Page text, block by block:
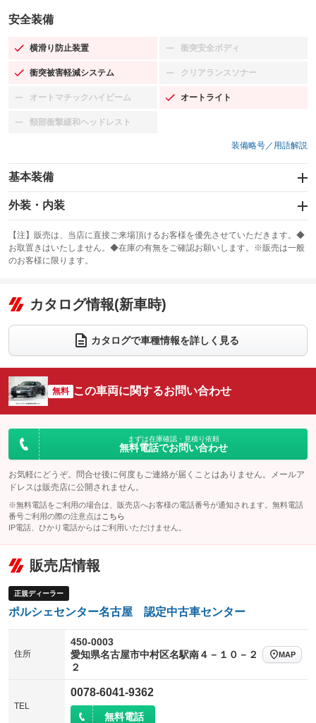
安全装備
横滑り防止装置
：装備あり 衝突安全ボディ
：装備なし
衝突被害軽減システム
：装備あり クリアランスソナー
：装備なし
オートマチックハイビーム
：装備なし オートライト
：装備あり
頸部衝撃緩和ヘッドレスト
：装備なし
装備略号／用語解説
基本装備
エアバッグ：運転席/助手席/サイド
：装備あり
：装備なし
サンルーフ
：装備なし ABS
リフトアップ
：装備なし
ダウンヒルアシストコントロール
パワーウィンドウ
：装備あり ：装備なし
アイドリングストップ
：装備なし
USB入力端子
：装備あり Bluetooth接続
：装備なし ：装備なし
センターデフロック
：装備なし
レンタカーアップ
：装備なし 展示・試乗車
：装備なし
：装備あり
外装・内装
カーナビ：HDDナビ
：装備あり
TV
：装備なし
ビジュアル
：装備なし
革シート
：装備あり ハーフレザーシート
：装備なし
キーレス
：装備あり ：装備あり
HID(キセノンライト)
：装備なし
バックカメラ
：装備あり ETC
エアロ
：装備なし スマートキー
ローダウン
：装備なし ランフラットタイヤ
：装備なし
パワーシート
：装備あり 3列シート
：装備なし
ベンチシート
：装備なし ：装備なし
：装備なし
ウォークスルー
：装備なし ：装備なし
シートエアコン
：装備あり 全周囲カメラ
：装備あり
：装備なし
【注】販売は、当店に直接ご来場頂けるお客様を優先させていただきます。◆
お取置きはいたしません。◆在庫の有無をご確認お願いします。※販売は一般
のお客様に限ります。
カタログ情報(新車時)
カタログで車種情報を詳しく見る
無料 この車両に関するお問い合わせ
まずは在庫確認・見積り依頼
無料電話でお問い合わせ
お気軽にどうぞ。問合せ後に何度もご連絡が届くことはありません。メールア
ドレスは販売店に公開されません。
※無料電話をご利用の場合は、販売店へお客様の電話番号が通知されます。無料電話
番号ご利用の際の注意点は こちら
IP電話、ひかり電話からはご利用いただけません。
販売店情報
正規ディーラー
ポルシェセンター名古屋 認定中古車センター
住所
450-0003
愛知県名古屋市中村区名駅南４－１０－２
２
MAP
TEL
0078-6041-9362
無料電話